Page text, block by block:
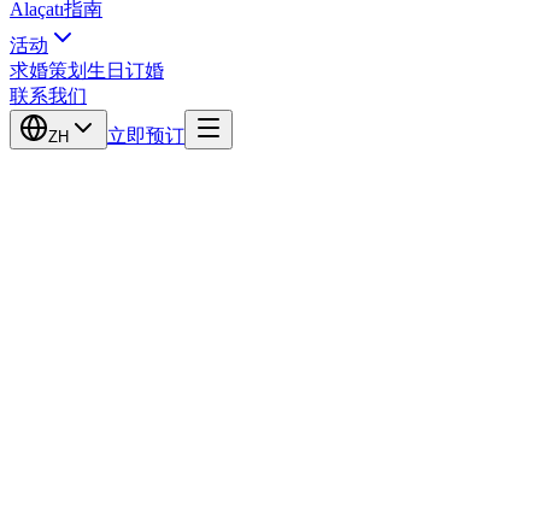
Alaçatı指南
活动
求婚策划 生日 订婚
联系我们
ZH 立即预订